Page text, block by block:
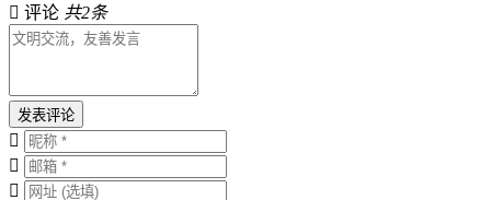
评论 共2条
发表评论